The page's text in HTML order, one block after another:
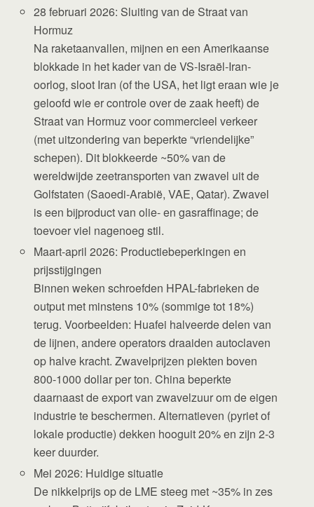
28 februari 2026: Sluiting van de Straat van
Hormuz
Na raketaanvallen, mijnen en een Amerikaanse
blokkade in het kader van de VS-Israël-Iran-
oorlog, sloot Iran (of the USA, het ligt eraan wie je
geloofd wie er controle over de zaak heeft) de
Straat van Hormuz voor commercieel verkeer
(met uitzondering van beperkte “vriendelijke”
schepen). Dit blokkeerde ~50% van de
wereldwijde zeetransporten van zwavel uit de
Golfstaten (Saoedi-Arabië, VAE, Qatar). Zwavel
is een bijproduct van olie- en gasraffinage; de
toevoer viel nagenoeg stil.
Maart-april 2026: Productiebeperkingen en
prijsstijgingen
Binnen weken schroefden HPAL-fabrieken de
output met minstens 10% (sommige tot 18%)
terug. Voorbeelden: Huafei halveerde delen van
de lijnen, andere operators draaiden autoclaven
op halve kracht. Zwavelprijzen piekten boven
800-1000 dollar per ton. China beperkte
daarnaast de export van zwavelzuur om de eigen
industrie te beschermen. Alternatieven (pyriet of
lokale productie) dekken hooguit 20% en zijn 2-3
keer duurder.
Mei 2026: Huidige situatie
De nikkelprijs op de LME steeg met ~35% in zes